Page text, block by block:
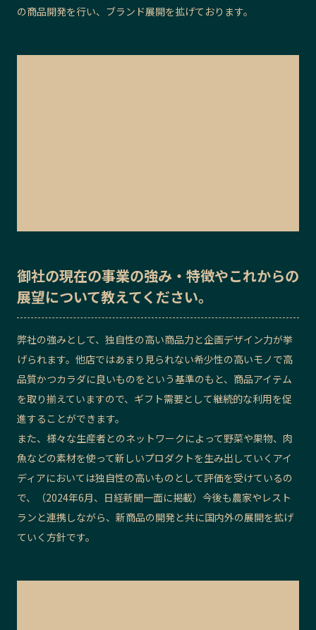
の商品開発を行い、ブランド展開を拡げております。
御社の現在の事業の強み・特徴やこれからの
展望について教えてください。
弊社の強みとして、独自性の高い商品力と企画デザイン力が挙
げられます。他店ではあまり見られない希少性の高いモノで高
品質かつカラダに良いものをという基準のもと、商品アイテム
を取り揃えていますので、ギフト需要として継続的な利用を促
進することができます。
また、様々な生産者とのネットワークによって野菜や果物、肉
魚などの素材を使って新しいプロダクトを生み出していくアイ
ディアにおいては独自性の高いものとして評価を受けているの
で、（2024年6月、日経新聞一面に掲載）今後も農家やレスト
ランと連携しながら、新商品の開発と共に国内外の展開を拡げ
ていく方針です。